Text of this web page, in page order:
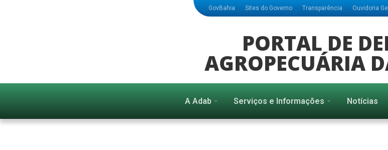
GovBahia Sites do Governo Transparência Ouvidoria
PORTAL DE
AGROPECUÁRIA
A Adab Serviços e Informações Notícias